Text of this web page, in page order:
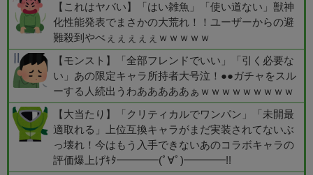
【これはヤバい】「はい雑魚」「使い道ない」獣神
化性能発表でまさかの大荒れ！！ユーザーからの避
難殺到やべぇぇぇぇぇｗｗｗｗｗ
【モンスト】「全部フレンドでいい」「引く必要な
い」あの限定キャラ所持者大号泣！●●ガチャをスル
ーする人続出うわあああああぁｗｗｗｗｗｗｗｗｗ
【大当たり】「クリティカルでワンパン」「未開最
適取れる」上位互換キャラがまだ実装されてないぶ
っ壊れ！今はもう入手できないあのコラボキャラの
評価爆上げｷﾀ━━━━(ﾟ∀ﾟ)━━━━!!